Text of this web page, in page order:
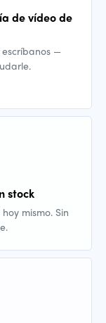
de vídeo de
escríbanos —
stock
mismo. Sin